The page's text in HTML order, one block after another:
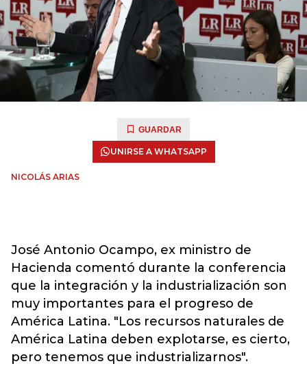
GUARDAR
UNIRSE A WHATSAPP
NICOLÁS ARIAS
José Antonio Ocampo, ex ministro de
Hacienda comentó durante la conferencia
que la integración y la industrialización son
muy importantes para el progreso de
América Latina. "Los recursos naturales de
América Latina deben explotarse, es cierto,
pero tenemos que industrializarnos".